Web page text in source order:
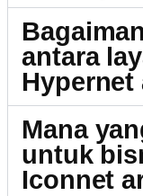
antara
Hypernet
Mana
untuk
Iconnet